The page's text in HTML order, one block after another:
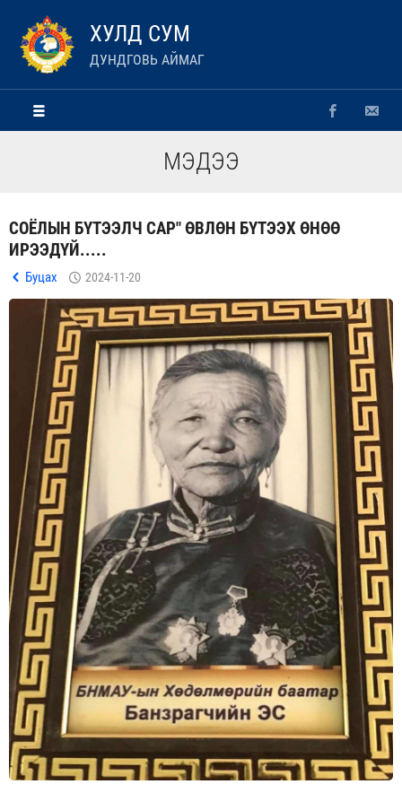
ХУЛД СУМ
ДУНДГОВЬ АЙМАГ
МЭДЭЭ
СОЁЛЫН БҮТЭЭЛЧ САР" ӨВЛӨН БҮТЭЭХ ӨНӨӨ
ИРЭЭДҮЙ.....
Буцах 2024-11-20